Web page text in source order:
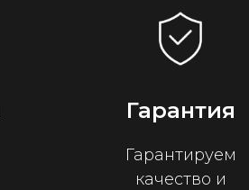
Гарантия
Гарантируем
качество и